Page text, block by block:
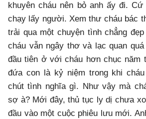
khuyên cháu nên bỏ anh ấy đi.
chạy lấy người. Xem thư cháu bác
trải qua một chuyện tình chẳng
cháu vẫn ngây thơ và lạc quan
đầu tiên ở với cháu hơn chục năm
đứa con là kỷ niệm trong khi
chút tình nghĩa gì. Như vậy mà
sợ à? Mới đây, thủ tục ly dị chưa
đầu vào một cuộc phiêu lưu mới.